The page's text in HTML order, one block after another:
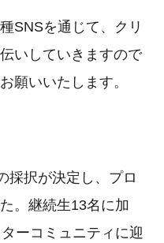
SNSを通じて、クリ
いしていきますので
願いいたします。
採択が決定し、プロ
。継続生13名に加
ーコミュニティに迎